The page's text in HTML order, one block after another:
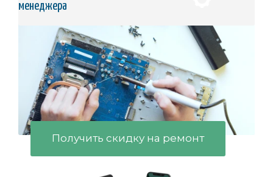
менеджера
Получить скидку на ремонт